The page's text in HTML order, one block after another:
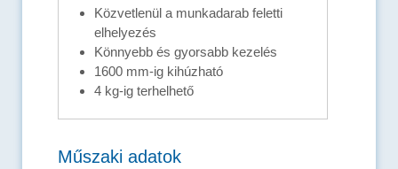
Közvetlenül a munkadarab feletti
elhelyezés
Könnyebb és gyorsabb kezelés
1600 mm-ig kihúzható
4 kg-ig terhelhető
Műszaki adatok